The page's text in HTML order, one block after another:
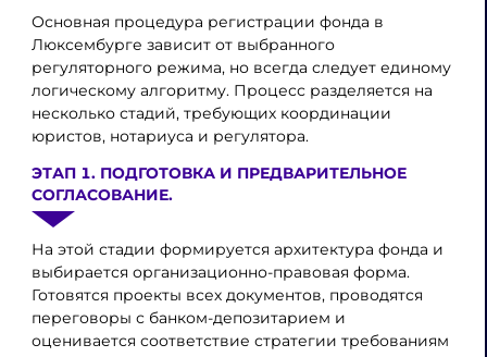
Основная процедура регистрации фонда в
Люксембурге зависит от выбранного
регуляторного режима, но всегда следует единому
логическому алгоритму. Процесс разделяется на
несколько стадий, требующих координации
юристов, нотариуса и регулятора.
ЭТАП 1. ПОДГОТОВКА И ПРЕДВАРИТЕЛЬНОЕ
СОГЛАСОВАНИЕ.
На этой стадии формируется архитектура фонда и
выбирается организационно-правовая форма.
Готовятся проекты всех документов, проводятся
переговоры с банком-депозитарием и
оценивается соответствие стратегии требованиям